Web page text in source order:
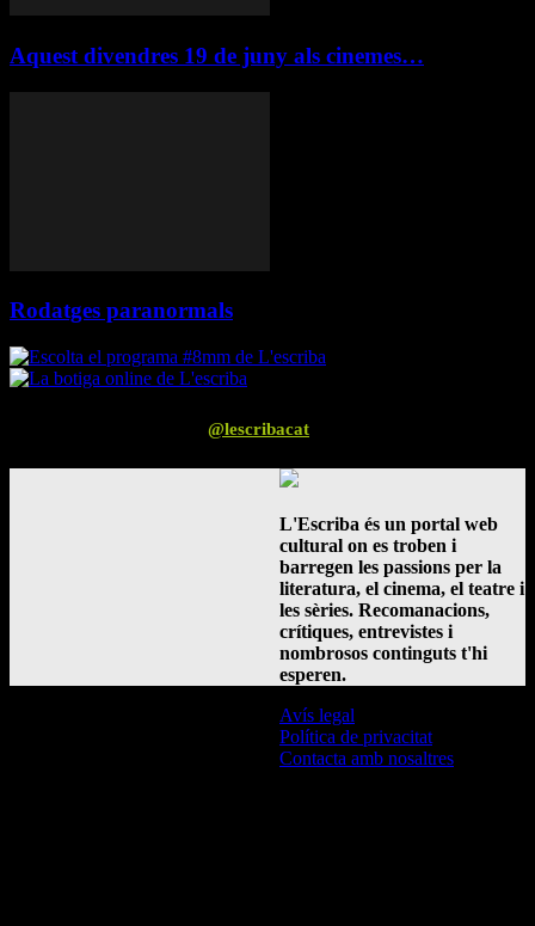
Aquest divendres 19 de juny als cinemes…
Rodatges paranormals
@lescribacat
L'Escriba és un portal web
cultural on es troben i
barregen les passions per la
literatura, el cinema, el teatre i
les sèries. Recomanacions,
crítiques, entrevistes i
nombrosos continguts t'hi
esperen.
Avís legal
Política de privacitat
Contacta amb nosaltres